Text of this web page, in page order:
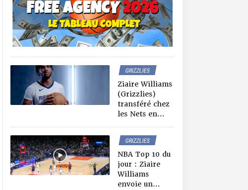
GRIZZLIES
NETS
NEWS NBA
Ziaire Williams
(Grizzlies)
transféré chez
les Nets en
Mamadi
Diakité
GRIZZLIES
TOP TEN
NBA Top 10 du
jour : Ziaire
Williams
envoie un